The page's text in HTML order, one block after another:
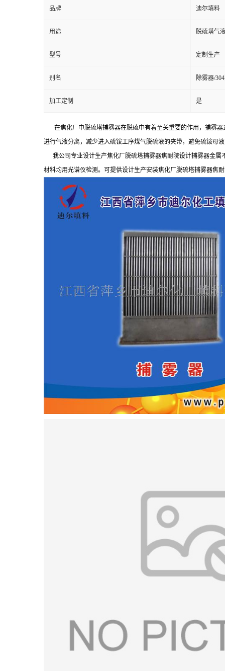
品牌 迪尔填料
用途 脱硫塔气
型号 定制生产
别名 除雾器/
加工定制 是
在焦化厂中脱硫塔捕雾器在脱硫中有着至关重要的作用，捕雾
进行气液分离，减少进入硫铵工序煤气脱硫液的夹带，避免硫铵母
我公司专业设计生产焦化厂脱硫塔捕雾器焦耐院设计捕雾器金属
材料均用光谱仪检测。可提供设计生产安装焦化厂脱硫塔捕雾器焦